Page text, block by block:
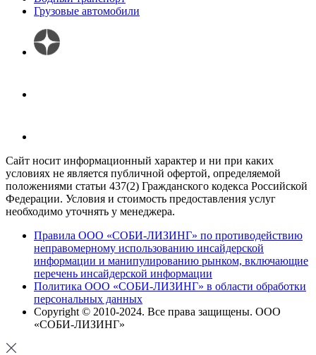
Грузовые автомобили
Сайт носит информационный характер и ни при каких
условиях не является публичной офертой, определяемой
положениями статьи 437(2) Гражданского кодекса Российской
Федерации. Условия и стоимость предоставления услуг
необходимо уточнять у менеджера.
Правила ООО «СОБИ-ЛИЗИНГ» по противодействию
неправомерному использованию инсайдерской
информации и манипулированию рынком, включающие
перечень инсайдерской информации
Политика ООО «СОБИ-ЛИЗИНГ» в области обработки
персональных данных
Copyright © 2010-2024. Все права защищены. ООО
«СОБИ-ЛИЗИНГ»